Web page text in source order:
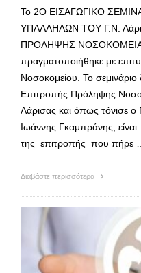
Το 2Ο ΕΙΣΑΓΩΓΙΚΟ
ΥΠΑΛΛΗΛΩΝ ΤΟΥ Γ.Ν.
ΠΡΟΛΗΨΗΣ
πραγματοποιήθηκε με
Νοσοκομείου. Το
Επιτροπής Πρόληψης
Λάρισας και όπως τόνισε
Ιωάννης Γκαμπράνης,
της επιτροπής που πήρε
Διαβάστε περισσότερα